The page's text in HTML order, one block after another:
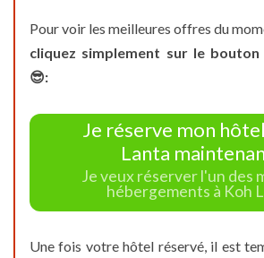
Pour voir les meilleures offres du
cliquez simplement sur le
😎:
Je réserve mon
Lanta
Je veux réserver l'un des
hébergements à Koh
Une fois votre hôtel réservé, il est